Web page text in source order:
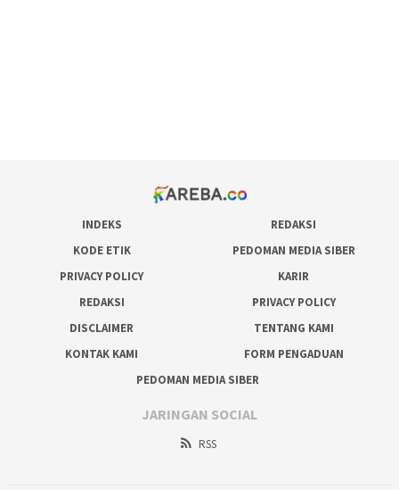
INDEKS
REDAKSI
KODE ETIK
PEDOMAN MEDIA SIBER
PRIVACY POLICY
KARIR
REDAKSI
PRIVACY POLICY
DISCLAIMER
TENTANG KAMI
KONTAK KAMI
FORM PENGADUAN
PEDOMAN MEDIA SIBER
JARINGAN SOCIAL
RSS